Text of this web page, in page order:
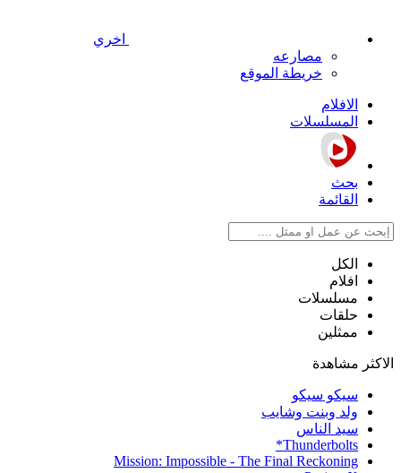
اخري
مصارعه
خريطة الموقع
الافلام
المسلسلات
بحث
القائمة
الكل
افلام
مسلسلات
حلقات
ممثلين
الاكثر مشاهدة
سيكو سيكو
ولد وبنت وشايب
سيد الناس
Thunderbolts*
Mission: Impossible - The Final Reckoning